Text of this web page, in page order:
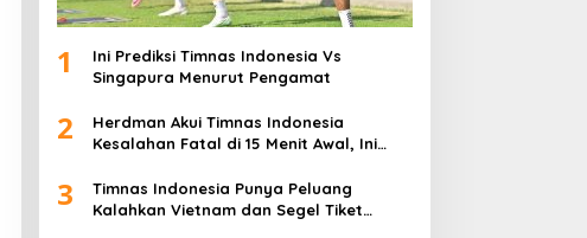
1
Ini Prediksi Timnas Indonesia Vs
Singapura Menurut Pengamat
2
Herdman Akui Timnas Indonesia
Kesalahan Fatal di 15 Menit Awal, Ini
3
Timnas Indonesia Punya Peluang
Kalahkan Vietnam dan Segel Tiket